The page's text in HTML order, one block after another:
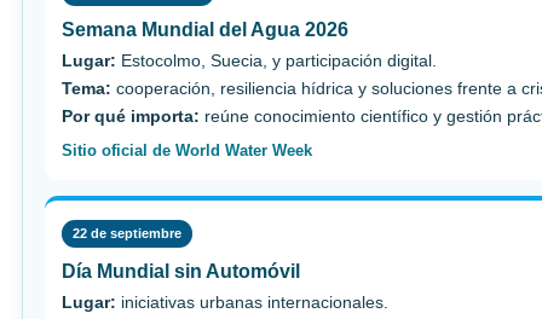
Semana Mundial del Agua 2026
Lugar: Estocolmo, Suecia, y participación digital.
Tema: cooperación, resiliencia hídrica y soluciones frente a
Por qué importa: reúne conocimiento científico y gestión
Sitio oficial de World Water Week
22 de septiembre
Día Mundial sin Automóvil
Lugar: iniciativas urbanas internacionales.